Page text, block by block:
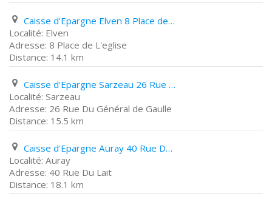
Caisse d'Epargne Elven 8 Place de L'eglise
Elven
8 Place de L'eglise
14.1 km
Caisse d'Epargne Sarzeau 26 Rue Du Général de Gaulle
Sarzeau
26 Rue Du Général de Gaulle
15.5 km
Caisse d'Epargne Auray 40 Rue Du Lait
Auray
40 Rue Du Lait
18.1 km